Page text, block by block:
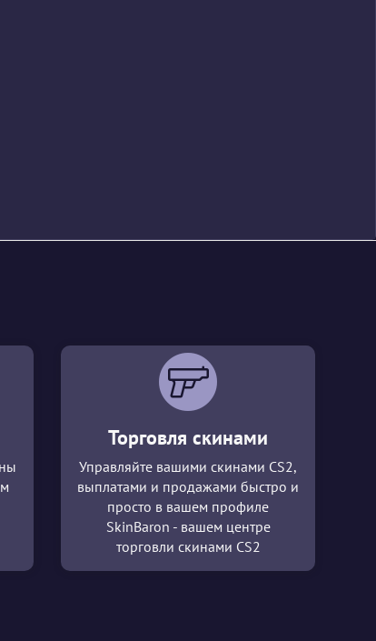
Торговля скинами
Управляйте вашими скинами CS2,
выплатами и продажами быстро и
просто в вашем профиле
SkinBaron - вашем центре
торговли скинами CS2